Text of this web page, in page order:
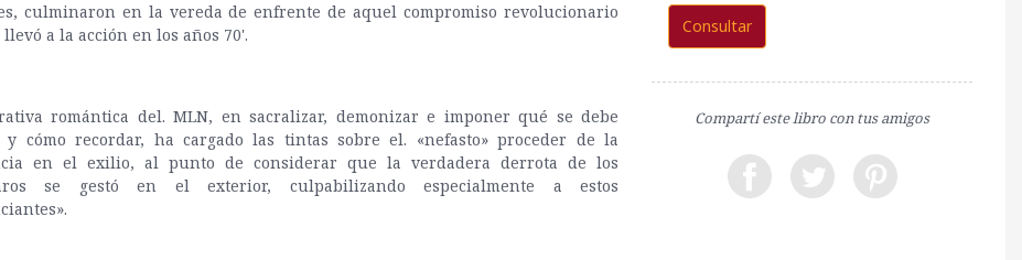
culminaron en la vereda de enfrente de aquel compromiso revolucionario
a la acción en los años 70'.
romántica del. MLN, en sacralizar, demonizar e imponer qué se debe
y cómo recordar, ha cargado las tintas sobre el. «nefasto» proceder de la
en el exilio, al punto de considerar que la verdadera derrota de los
se gestó en el exterior, culpabilizando especialmente a estos
Consultar
Compartí este libro con tus amigos